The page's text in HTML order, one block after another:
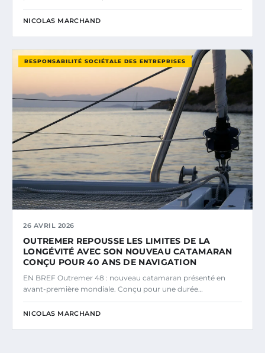
NICOLAS MARCHAND
RESPONSABILITÉ SOCIÉTALE DES ENTREPRISES
26 AVRIL 2026
OUTREMER REPOUSSE LES LIMITES DE LA
LONGÉVITÉ AVEC SON NOUVEAU CATAMARAN
CONÇU POUR 40 ANS DE NAVIGATION
EN BREF Outremer 48 : nouveau catamaran présenté en
avant-première mondiale. Conçu pour une durée…
NICOLAS MARCHAND